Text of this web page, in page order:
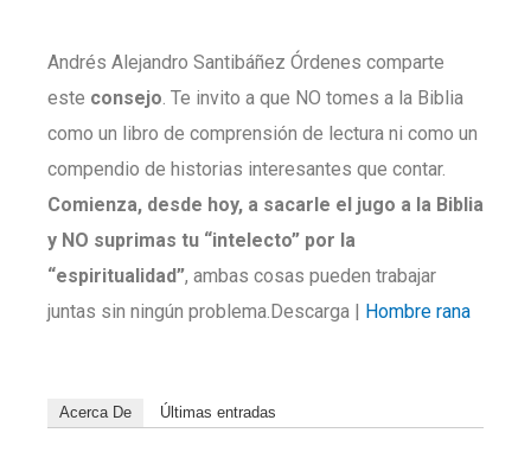
Andrés Alejandro Santibáñez Órdenes comparte
este consejo. Te invito a que NO tomes a la Biblia
como un libro de comprensión de lectura ni como un
compendio de historias interesantes que contar.
Comienza, desde hoy, a sacarle el jugo a la Biblia
y NO suprimas tu “intelecto” por la
“espiritualidad”, ambas cosas pueden trabajar
juntas sin ningún problema.Descarga | Hombre rana
Acerca De Últimas entradas